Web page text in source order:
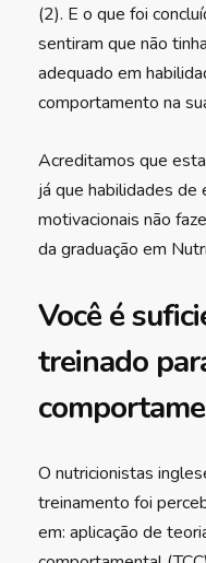
(2). E o que foi
sentiram que não
adequado em
comportamento na
Acreditamos que
já que habilidades de
motivacionais não
da graduação em
Você é
treinado
O nutricionistas
treinamento foi
em: aplicação de